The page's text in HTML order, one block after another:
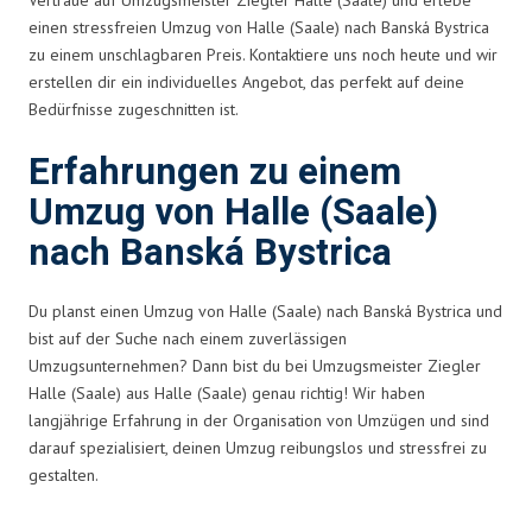
einen stressfreien Umzug von Halle (Saale) nach Banská Bystrica
zu einem unschlagbaren Preis. Kontaktiere uns noch heute und wir
erstellen dir ein individuelles Angebot, das perfekt auf deine
Bedürfnisse zugeschnitten ist.
Erfahrungen zu einem
Umzug von Halle (Saale)
nach Banská Bystrica
Du planst einen Umzug von Halle (Saale) nach Banská Bystrica und
bist auf der Suche nach einem zuverlässigen
Umzugsunternehmen? Dann bist du bei Umzugsmeister Ziegler
Halle (Saale) aus Halle (Saale) genau richtig! Wir haben
langjährige Erfahrung in der Organisation von Umzügen und sind
darauf spezialisiert, deinen Umzug reibungslos und stressfrei zu
gestalten.